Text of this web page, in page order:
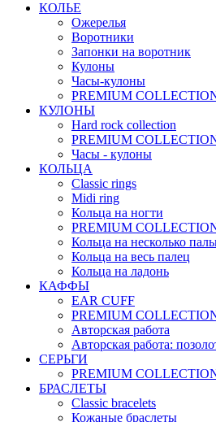
КОЛЬЕ
Ожерелья
Воротники
Запонки на воротник
Кулоны
Часы-кулоны
PREMIUM
КУЛОНЫ
Hard rock collection
PREMIUM
Часы - кулоны
КОЛЬЦА
Classic rings
Midi ring
Кольца на ногти
PREMIUM
Кольца на несколько
Кольца на весь палец
Кольца на ладонь
КАФФЫ
EAR CUFF
PREMIUM
Авторская работа
Авторская работа:
СЕРЬГИ
PREMIUM
БРАСЛЕТЫ
Classic bracelets
Кожаные браслеты